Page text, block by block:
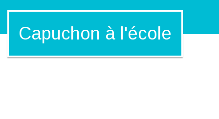
Capuchon à l'école